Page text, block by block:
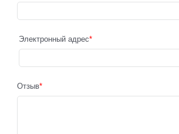
Электронный адрес
Отзыв